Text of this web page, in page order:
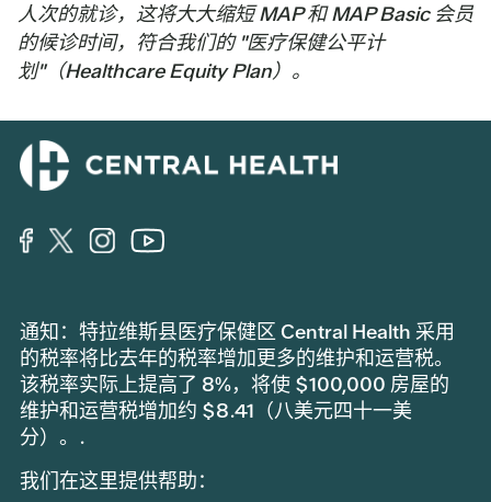
人次的就诊，这将大大缩短 MAP 和 MAP Basic 会员
的候诊时间，符合我们的 "医疗保健公平计
划"（Healthcare Equity Plan）。
通知：特拉维斯县医疗保健区 Central Health 采用
的税率将比去年的税率增加更多的维护和运营税。
该税率实际上提高了 8%，将使 $100,000 房屋的
维护和运营税增加约 $8.41（八美元四十一美
分）。.
我们在这里提供帮助：